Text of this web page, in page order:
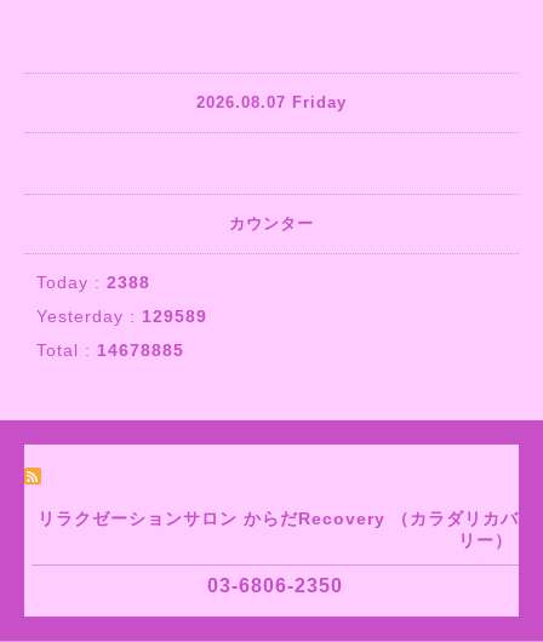
2026.08.07 Friday
カウンター
Today : 2388
Yesterday : 129589
Total : 14678885
リラクゼーションサロン からだRecovery （カラダリカバ
リー）
03-6806-2350